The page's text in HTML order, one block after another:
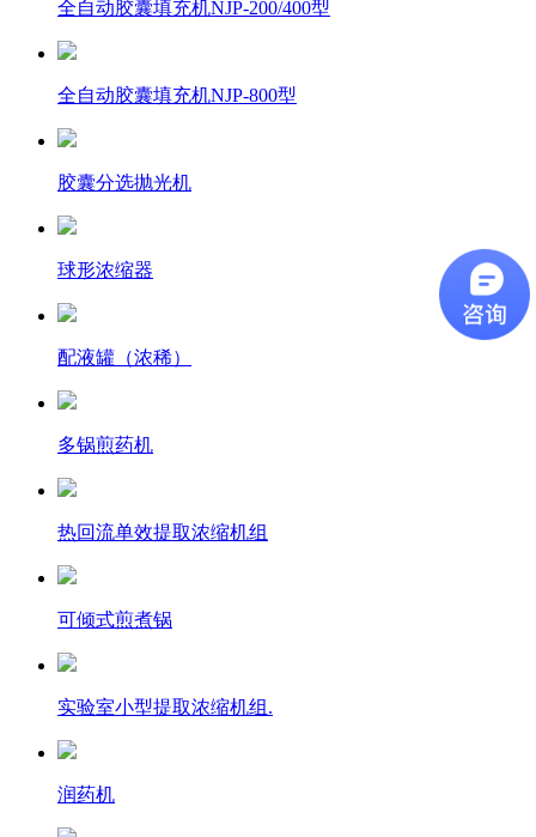
全自动胶囊填充机NJP-200/400型
全自动胶囊填充机NJP-800型
胶囊分选抛光机
球形浓缩器
配液罐（浓稀）
多锅煎药机
热回流单效提取浓缩机组
可倾式煎煮锅
实验室小型提取浓缩机组.
润药机